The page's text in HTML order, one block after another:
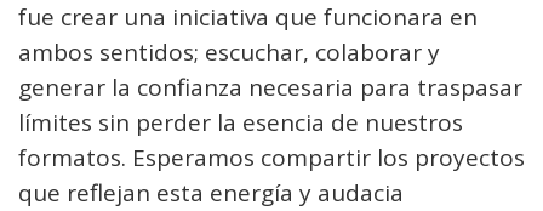
fue crear una iniciativa que funcionara en
ambos sentidos; escuchar, colaborar y
generar la confianza necesaria para traspasar
límites sin perder la esencia de nuestros
formatos. Esperamos compartir los proyectos
que reflejan esta energía y audacia